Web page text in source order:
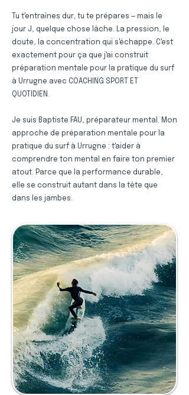
Tu t'entraînes dur, tu te prépares — mais le
jour J, quelque chose lâche. La pression, le
doute, la concentration qui s'échappe. C'est
exactement pour ça que j'ai construit
préparation mentale pour la pratique du surf
à Urrugne avec COACHING SPORT ET
QUOTIDIEN.
Je suis Baptiste FAU, préparateur mental. Mon
approche de préparation mentale pour la
pratique du surf à Urrugne : t'aider à
comprendre ton mental en faire ton premier
atout. Parce que la performance durable,
elle se construit autant dans la tête que
dans les jambes.